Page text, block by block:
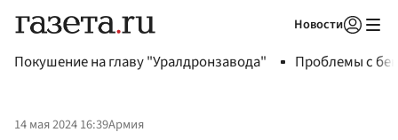
Новости
Покушение на главу "Уралдронзавода" Проблемы с
14 мая 2024 16:39Армия